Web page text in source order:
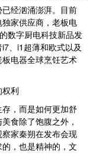
经汹涌澎湃。目前
家供应商，老板电
数字厨电科技新品发
、i1超薄和欧式以及
电器全球烹饪艺术
利
，而是如何更加舒
食除了饱腹之外，
家秦朔在发布会现
，也是精神的，文